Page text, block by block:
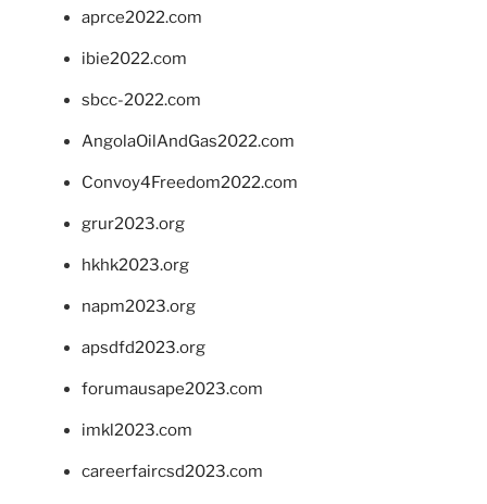
aprce2022.com
ibie2022.com
sbcc-2022.com
AngolaOilAndGas2022.com
Convoy4Freedom2022.com
grur2023.org
hkhk2023.org
napm2023.org
apsdfd2023.org
forumausape2023.com
imkl2023.com
careerfaircsd2023.com